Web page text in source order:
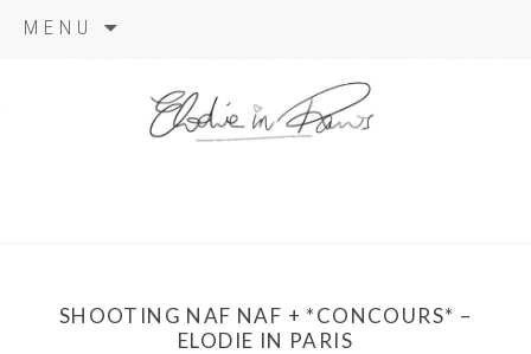
MENU
SHOOTING NAF NAF + *CONCOURS* –
ELODIE IN PARIS